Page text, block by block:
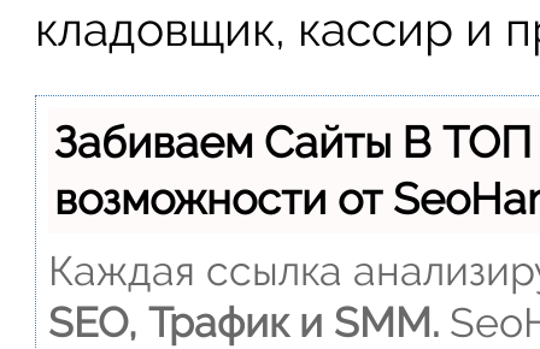
кладовщик, кассир и
Забиваем Сайты В
возможности от
Каждая ссылка
SEO, Трафик и SMM.